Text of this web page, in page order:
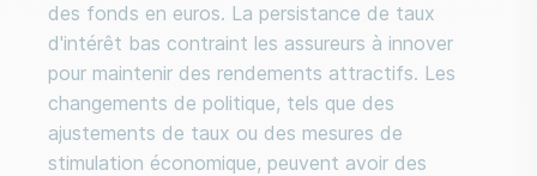
des fonds en euros. La persistance de taux
d'intérêt bas contraint les assureurs à innover
pour maintenir des rendements attractifs. Les
changements de politique, tels que des
ajustements de taux ou des mesures de
stimulation économique, peuvent avoir des